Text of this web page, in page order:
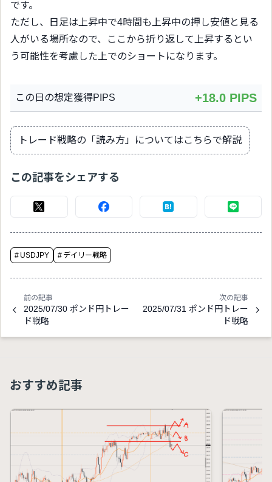
です。
ただし、日足は上昇中で4時間も上昇中の押し安値と見る
人がいる場所なので、ここから折り返して上昇するとい
う可能性を考慮した上でのショートになります。
この日の想定獲得PIPS +18.0 PIPS
トレード戦略の「読み方」についてはこちらで解説
この記事をシェアする
# USDJPY # デイリー戦略
前の記事
2025/07/30 ポンド円トレー
ド戦略
次の記事
2025/07/31 ポンド円トレー
ド戦略
おすすめ記事